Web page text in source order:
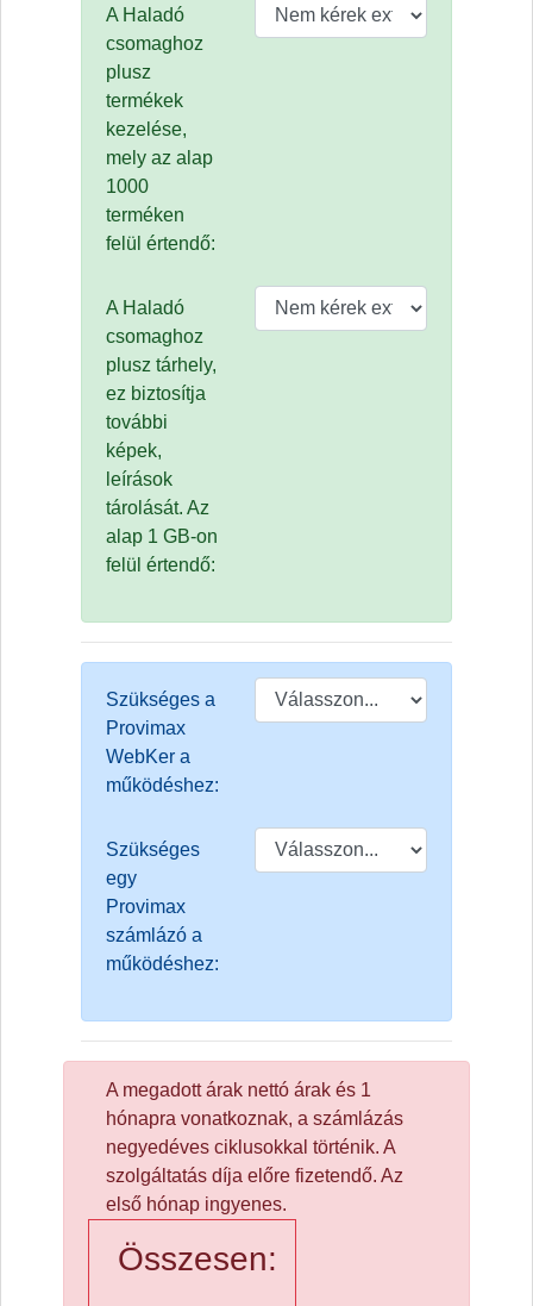
A Haladó
csomaghoz
plusz
termékek
kezelése,
mely az alap
1000
terméken
felül értendő:
A Haladó
csomaghoz
plusz tárhely,
ez biztosítja
további
képek,
leírások
tárolását. Az
alap 1 GB-on
felül értendő:
Szükséges a
Provimax
WebKer a
működéshez:
Szükséges
egy
Provimax
számlázó a
működéshez:
A megadott árak nettó árak és 1
hónapra vonatkoznak, a számlázás
negyedéves ciklusokkal történik. A
szolgáltatás díja előre fizetendő. Az
első hónap ingyenes.
Összesen: